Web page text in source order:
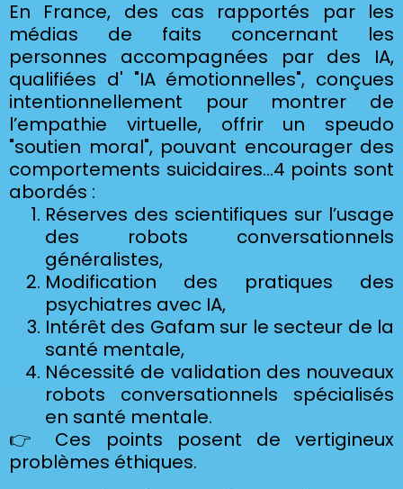
En France, des cas rapportés par les
médias de faits concernant les
personnes accompagnées par des IA,
qualifiées d' "IA émotionnelles", conçues
intentionnellement pour montrer de
l’empathie virtuelle, offrir un speudo
"soutien moral", pouvant encourager des
comportements suicidaires...4 points sont
abordés :
Réserves des scientifiques sur l’usage
des robots conversationnels
généralistes,
Modification des pratiques des
psychiatres avec IA,
Intérêt des Gafam sur le secteur de la
santé mentale,
Nécessité de validation des nouveaux
robots conversationnels spécialisés
en santé mentale.
👉 Ces points posent de vertigineux
problèmes éthiques.